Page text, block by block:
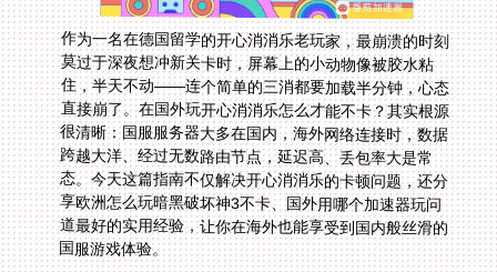
作为一名在德国留学的开心消消乐老玩家，最崩溃的时刻
莫过于深夜想冲新关卡时，屏幕上的小动物像被胶水粘
住，半天不动——连个简单的三消都要加载半分钟，心态
直接崩了。在国外玩开心消消乐怎么才能不卡？其实根源
很清晰：国服服务器大多在国内，海外网络连接时，数据
跨越大洋、经过无数路由节点，延迟高、丢包率大是常
态。今天这篇指南不仅解决开心消消乐的卡顿问题，还分
享欧洲怎么玩暗黑破坏神3不卡、国外用哪个加速器玩问
道最好的实用经验，让你在海外也能享受到国内般丝滑的
国服游戏体验。